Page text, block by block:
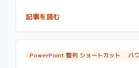
を解説します。
記事を読む
PowerPoint 整列 ショートカット パ